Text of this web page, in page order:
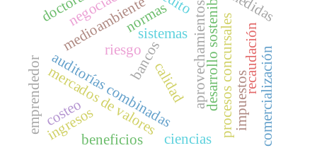
auditorías combinadas
sistemas
normas
bancos desarrollo sostenible
medioambiente procesos concursales
mercados de valores
emprendedor calidad
ciencias
aprovechamientos impuestos
ingresos
recaudación
beneficios
costeo
riesgo comercialización